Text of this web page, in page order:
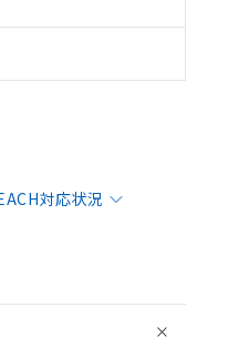
対応状況